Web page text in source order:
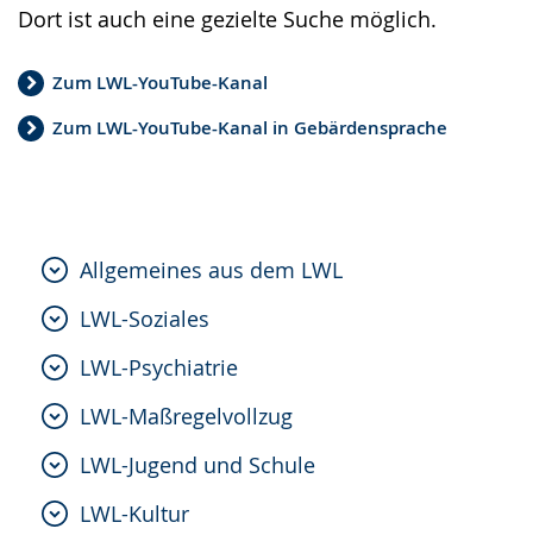
Dort ist auch eine gezielte Suche möglich.
Zum LWL-YouTube-Kanal
Zum LWL-YouTube-Kanal in Gebärdensprache
Allgemeines aus dem LWL
LWL-Soziales
LWL-Psychiatrie
LWL-Maßregelvollzug
LWL-Jugend und Schule
LWL-Kultur